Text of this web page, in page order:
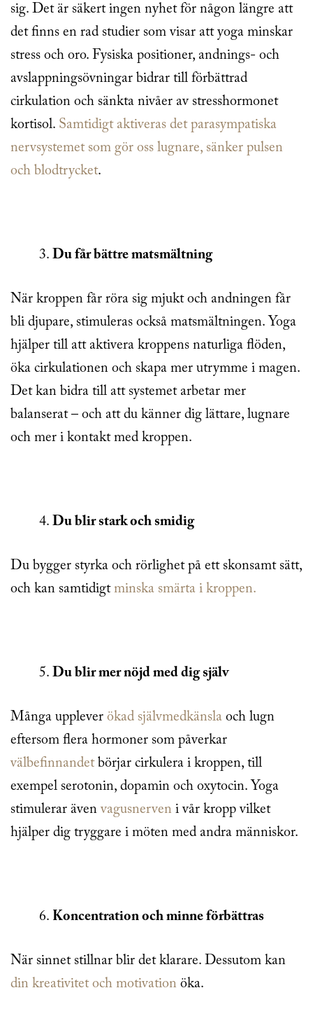
sig. Det är säkert ingen nyhet för någon längre att
det finns en rad studier som visar att yoga minskar
stress och oro. Fysiska positioner, andnings- och
avslappningsövningar bidrar till förbättrad
cirkulation och sänkta nivåer av stresshormonet
kortisol.Samtidigt aktiveras det parasympatiska
nervsystemet som gör oss lugnare, sänker pulsen
och blodtrycket.
Du får bättre matsmältning
När kroppen får röra sig mjukt och andningen får
bli djupare, stimuleras också matsmältningen. Yoga
hjälper till att aktivera kroppens naturliga flöden,
öka cirkulationen och skapa mer utrymme i magen.
Det kan bidra till att systemet arbetar mer
balanserat – och att du känner dig lättare, lugnare
och mer i kontakt med kroppen.
Du blir stark och smidig
Du bygger styrka och rörlighet på ett skonsamt sätt,
och kan samtidigtminska smärta i kroppen.
Du blir mer nöjd med dig själv
Många uppleverökad självmedkänslaoch lugn
eftersom flera hormoner som påverkar
välbefinnandetbörjar cirkulera i kroppen, till
exempel serotonin, dopamin och oxytocin. Yoga
stimulerar ävenvagusnerveni vår kropp vilket
hjälper dig tryggare i möten med andra människor.
Koncentration och minne förbättras
När sinnet stillnar blir det klarare. Dessutom kan
din kreativitet och motivationöka.